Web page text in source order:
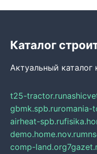
Каталог
Актуальный
t25-tractor.ru
gbmk.spb.ruromania-
airheat-spb.ru
demo.home.nov.ru
comp-land.org